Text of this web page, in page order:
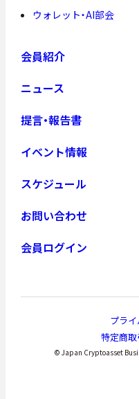
ウォレット・AI部会
会員紹介
ニュース
提言・報告書
イベント情報
スケジュール
お問い合わせ
会員ログイン
プラ
特定商
© Japan Cryptoasset